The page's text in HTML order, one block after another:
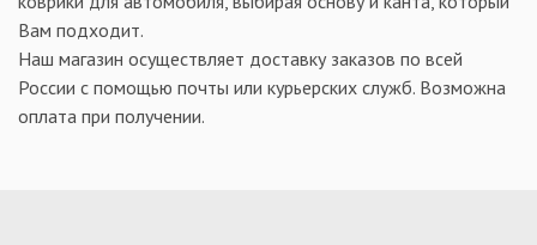
Вам подходит.
Наш магазин осуществляет доставку заказов по всей
России с помощью почты или курьерских служб. Возможна
оплата при получении.